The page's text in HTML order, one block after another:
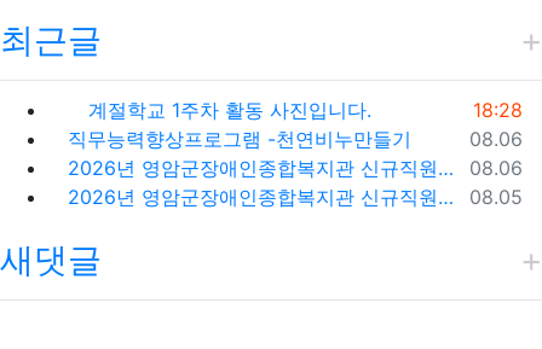
최근글
등록일
18:28
계절학교 1주차 활동 사진입니다.
등록일
08.06
직무능력향상프로그램 -천연비누만들기
등록일
08.06
2026년 영암군장애인종합복지관 신규직원(팀원) 채용 재공고
등록일
08.05
2026년 영암군장애인종합복지관 신규직원(팀원) 채용 재공고 결과
새댓글